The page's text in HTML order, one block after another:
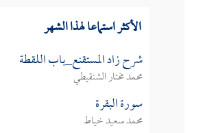
الأكثر استماعا لهذا الشهر
شرح زاد المستقنع_باب اللقطة
محمد مختار الشنقيطي
سورة البقرة
محمد سعيد خياط